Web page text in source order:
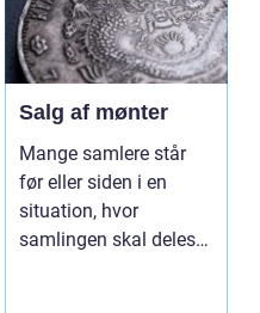
Salg af mønter
Mange samlere står
før eller siden i en
situation, hvor
samlingen skal deles